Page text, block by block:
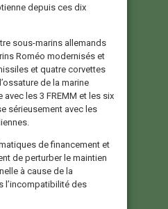
depuis ces dix
sous-marins allemands
Roméo modernisés et
et quatre corvettes
de la marine
les 3 FREMM et les six
sérieusement avec les
de financement et
de perturber le maintien
à cause de la
l’incompatibilité des